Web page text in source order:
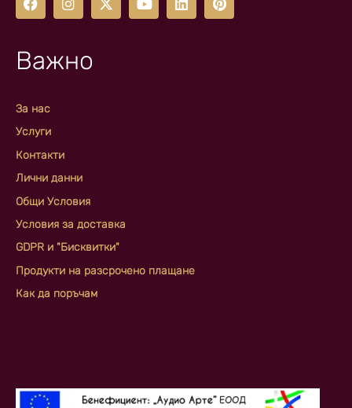
Важно
За нас
Услуги
Контакти
Лични данни
Общи Условия
Условия за доставка
GDPR и "Бисквитки"
Продукти на разсрочено плащане
Как да поръчам